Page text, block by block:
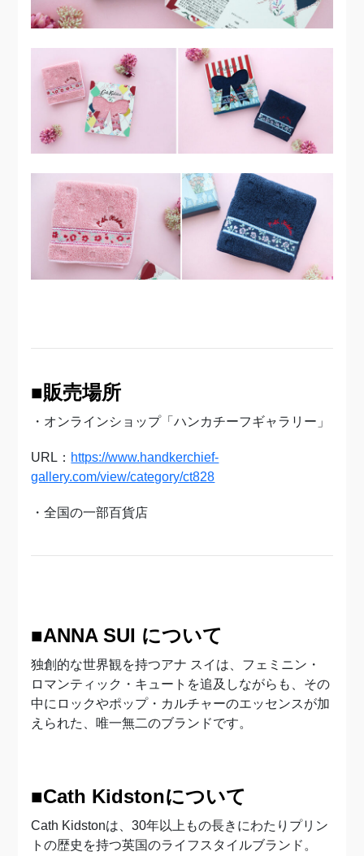
■販売場所
・オンラインショップ「ハンカチーフギャラリー」
URL： https://www.handkerchief-
gallery.com/view/category/ct828
・全国の一部百貨店
■ANNA SUI について
独創的な世界観を持つアナ スイは、フェミニン・
ロマンティック・キュートを追及しながらも、その
中にロックやポップ・カルチャーのエッセンスが加
えられた、唯一無二のブランドです。
■Cath Kidstonについて
Cath Kidstonは、30年以上もの長きにわたりプリン
トの歴史を持つ英国のライフスタイルブランド。